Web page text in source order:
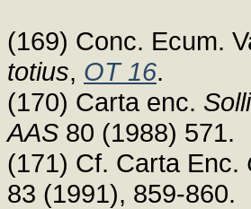
(169) Conc. Ecum.
totius, OT 16.
(170) Carta enc.
AAS 80 (1988) 571.
(171) Cf. Carta Enc.
83 (1991), 859-860.